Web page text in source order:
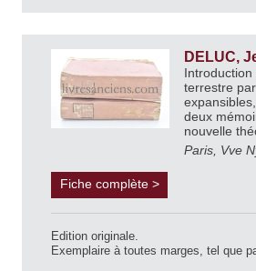
DELUC,
Introduction
terrestre
deux
nouvelle
Paris, Vve
Fiche complète >
Edition originale.
Exemplaire à toutes marges, tel que